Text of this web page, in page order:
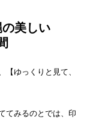
の美しい
【ゆっくりと見て、
てみるのとでは、印